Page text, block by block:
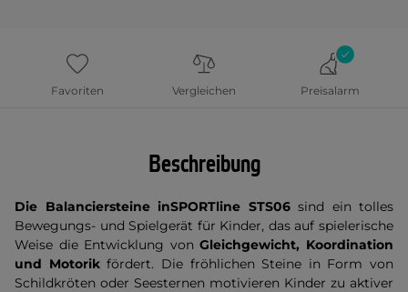
Favoriten Vergleichen Preisalarm
Beschreibung
Die Balanciersteine inSPORTline STS06sind ein tolles
Bewegungs- und Spielgerät für Kinder, das auf spielerische
Weise die Entwicklung vonGleichgewicht, Koordination
und Motorikfördert. Die fröhlichen Steine in Form von
Schildkröten oder Seesternen motivieren Kinder zu aktiver